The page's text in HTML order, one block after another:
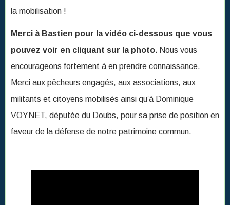
la mobilisation !
Merci à Bastien pour la vidéo ci-dessous que vous
pouvez voir en cliquant sur la photo. Nous vous
encourageons fortement à en prendre connaissance.
Merci aux pêcheurs engagés, aux associations, aux
militants et citoyens mobilisés ainsi qu’à Dominique
VOYNET, députée du Doubs, pour sa prise de position en
faveur de la défense de notre patrimoine commun.